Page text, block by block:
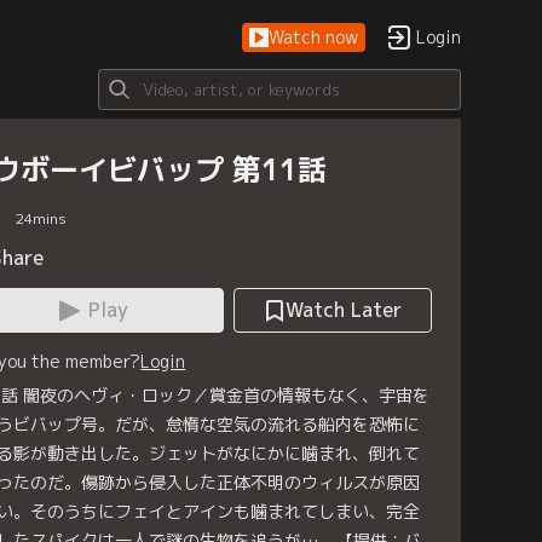
Watch now Login
ボーイビバップ 第11話
24mins
Play
Watch Later
the member?Login
闇夜のヘヴィ・ロック／賞金首の情報もなく、宇宙を
ビバップ号。だが、怠惰な空気の流れる船内を恐怖に
影が動き出した。ジェットがなにかに噛まれ、倒れて
たのだ。傷跡から侵入した正体不明のウィルスが原因
。そのうちにフェイとアインも噛まれてしまい、完全